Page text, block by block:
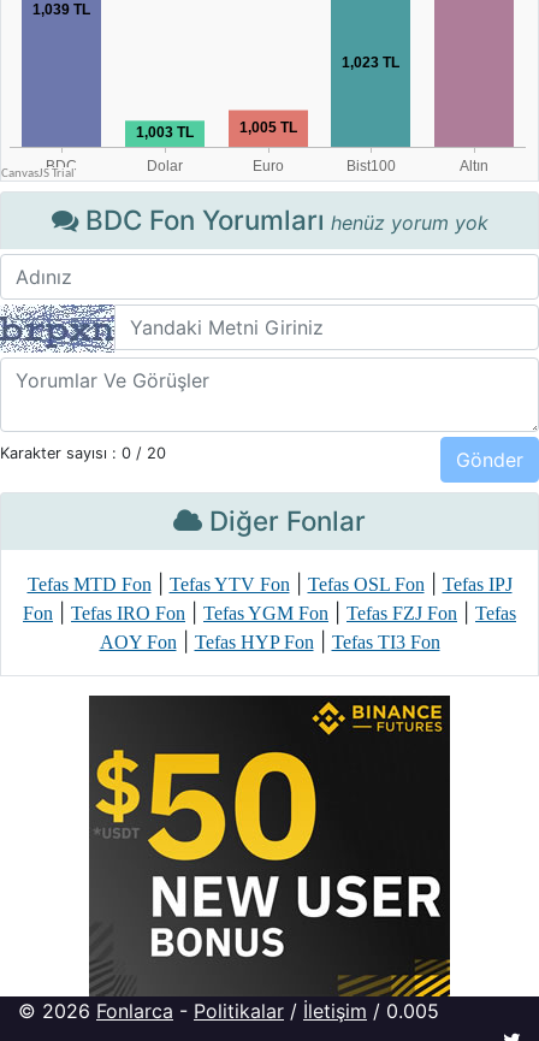
BDC Fon Yorumları henüz yorum yok
Karakter sayısı : 0 / 20
Diğer Fonlar
Tefas MTD Fon| Tefas YTV Fon| Tefas OSL Fon|
Tefas IPJ
Fon
Tefas IRO Fon Tefas YGM Fon Tefas FZJ Fon
Tefas
AOY Fon| Tefas HYP Fon| Tefas TI3 Fon
© 2026 Fonlarca - Politikalar / İletişim / 0.005